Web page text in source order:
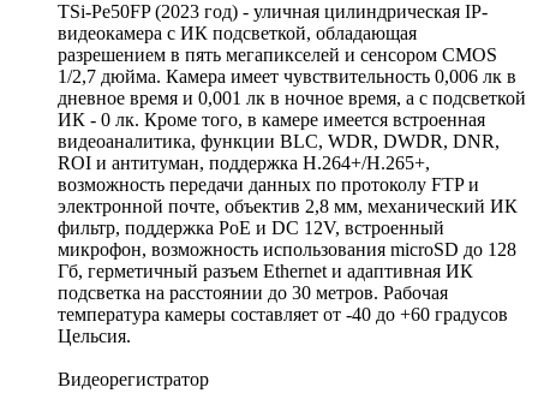
TSi-Pe50FP (2023 год) - уличная цилиндрическая IP-
видеокамера с ИК подсветкой, обладающая
разрешением в пять мегапикселей и сенсором CMOS
1/2,7 дюйма. Камера имеет чувствительность 0,006 лк в
дневное время и 0,001 лк в ночное время, а с подсветкой
ИК - 0 лк. Кроме того, в камере имеется встроенная
видеоаналитика, функции BLC, WDR, DWDR, DNR,
ROI и антитуман, поддержка Н.264+/H.265+,
возможность передачи данных по протоколу FTP и
электронной почте, объектив 2,8 мм, механический ИК
фильтр, поддержка PoE и DC 12V, встроенный
микрофон, возможность использования microSD до 128
Гб, герметичный разъем Ethernet и адаптивная ИК
подсветка на расстоянии до 30 метров. Рабочая
температура камеры составляет от -40 до +60 градусов
Цельсия.
Видеорегистратор